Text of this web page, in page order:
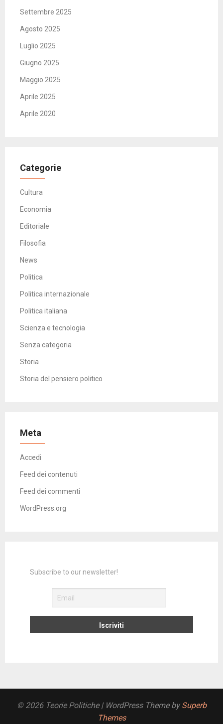
Settembre 2025
Agosto 2025
Luglio 2025
Giugno 2025
Maggio 2025
Aprile 2025
Aprile 2020
Categorie
Cultura
Economia
Editoriale
Filosofia
News
Politica
Politica internazionale
Politica italiana
Scienza e tecnologia
Senza categoria
Storia
Storia del pensiero politico
Meta
Accedi
Feed dei contenuti
Feed dei commenti
WordPress.org
Subscribe to our newsletter!
© 2026 Teorie Politiche | WordPress Theme by Superb
Themes